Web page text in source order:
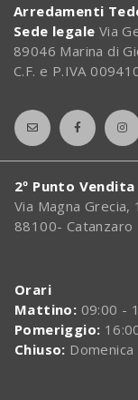
Arredamenti
Sede legale Via
89046 Marina di
C.F. e P.IVA
2º Punto
Via Magna Grecia,
88100- Catanzaro
Orari
Mattino: 09:00 -
Pomeriggio:
Chiuso: